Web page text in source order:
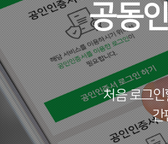
공동
처음 로그
간